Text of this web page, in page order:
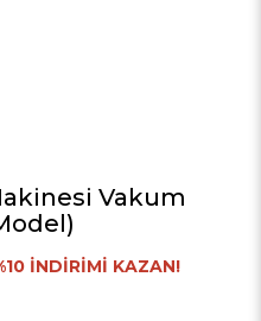
Vakum
İNDİRİMİ KAZAN!